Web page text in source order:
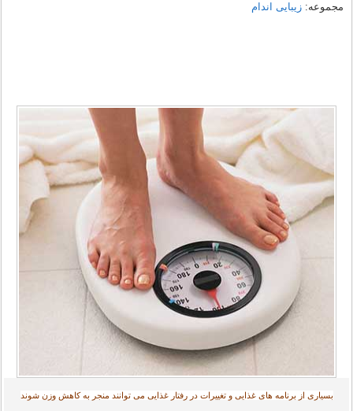
مجموعه:زیبایی اندام
بسیاری از برنامه های غذایی و تغییرات در رفتار غذایی می توانند منجر به کاهش وزن شوند